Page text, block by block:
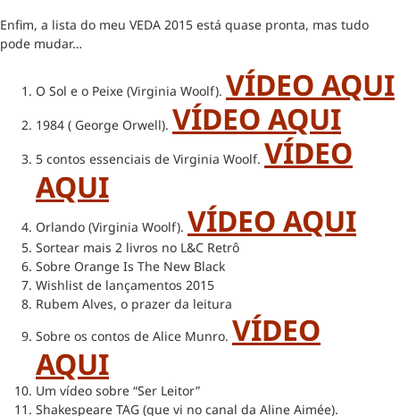
Enfim, a lista do meu VEDA 2015 está quase pronta, mas tudo
pode mudar…
O Sol e o Peixe (Virginia Woolf). VÍDEO AQUI
1984 ( George Orwell). VÍDEO AQUI
5 contos essenciais de Virginia Woolf. VÍDEO
AQUI
Orlando (Virginia Woolf). VÍDEO AQUI
Sortear mais 2 livros no L&C Retrô
Sobre Orange Is The New Black
Wishlist de lançamentos 2015
Rubem Alves, o prazer da leitura
Sobre os contos de Alice Munro. VÍDEO
AQUI
Um vídeo sobre “Ser Leitor”
Shakespeare TAG (que vi no canal da Aline Aimée).